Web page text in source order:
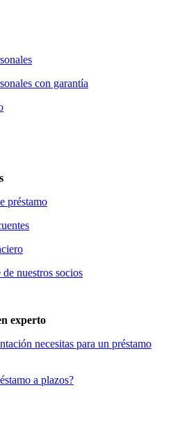
con garantía
préstamo
nuestros socios
experto
necesitas para un préstamo
a plazos?